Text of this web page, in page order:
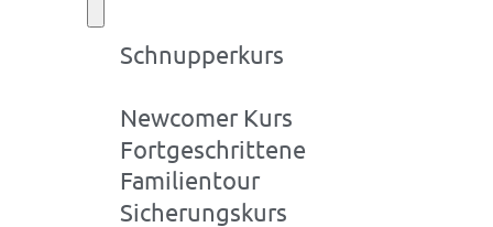
Schnupperkurs
Newcomer Kurs
Fortgeschrittene
Familientour
Sicherungskurs